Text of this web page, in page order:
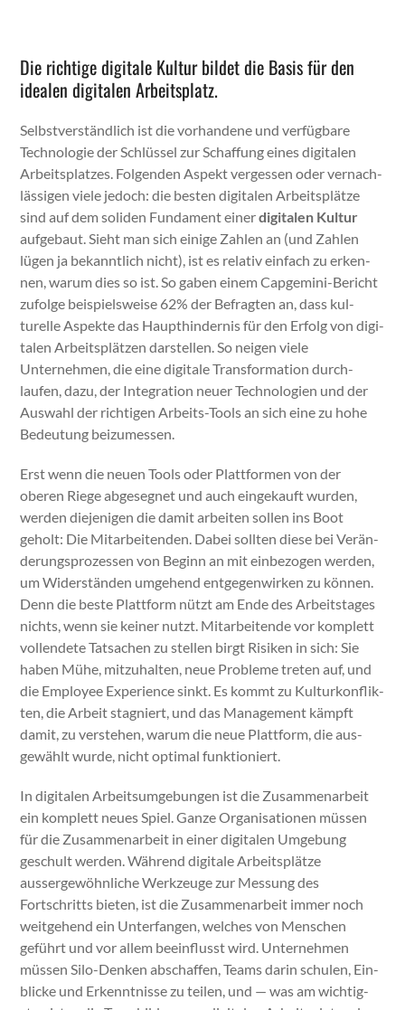
Die richtige digitale Kultur bildet die Basis für den
idealen digitalen Arbeitsplatz.
Selb­stver­ständlich ist die vorhan­dene und ver­füg­bare
Tech­nolo­gie der Schlüs­sel zur Schaf­fung eines dig­i­tal­en
Arbeit­splatzes. Fol­gen­den Aspekt vergessen oder ver­nach­
läs­si­gen viele jedoch: die besten dig­i­tal­en Arbeit­splätze
sind auf dem soli­den Fun­da­ment ein­erdig­i­tal­en Kul­tur
aufge­baut. Sieht man sich einige Zahlen an (und Zahlen
lügen ja bekan­ntlich nicht), ist es rel­a­tiv ein­fach zu erken­
nen, warum dies so ist. So gaben einem Capgem­i­ni-Bericht
zufolge beispiel­sweise 62% der Befragten an, dass kul­
turelle Aspek­te das Haupthin­der­nis für den Erfolg von dig­i­
tal­en Arbeit­splätzen darstellen. So neigen viele
Unternehmen, die eine dig­i­tale Trans­for­ma­tion durch­
laufen, dazu, der Inte­gra­tion neuer Tech­nolo­gien und der
Auswahl der richti­gen Arbeits-Tools an sich eine zu hohe
Bedeu­tung beizumessen.
Erst wenn die neuen Tools oder Plat­tfor­men von der
oberen Riege abge­seg­net und auch eingekauft wur­den,
wer­den diejeni­gen die damit arbeit­en sollen ins Boot
geholt: Die Mitar­bei­t­en­den. Dabei soll­ten diese bei Verän­
derung­sprozessen von Beginn an mit ein­be­zo­gen wer­den,
um Wider­stän­den umge­hend ent­ge­gen­wirken zu kön­nen.
Denn die beste Plat­tform nützt am Ende des Arbeit­stages
nichts, wenn sie kein­er nutzt. Mitar­bei­t­ende vor kom­plett
vol­len­dete Tat­sachen zu stellen birgt Risiken in sich: Sie
haben Mühe, mitzuhal­ten, neue Prob­leme treten auf, und
die Employ­ee Expe­ri­ence sinkt. Es kommt zu Kul­turkon­flik­
ten, die Arbeit stag­niert, und das Man­age­ment kämpft
damit, zu ver­ste­hen, warum die neue Plat­tform, die aus­
gewählt wurde, nicht opti­mal funk­tion­iert.
In dig­i­tal­en Arbeit­sumge­bun­gen ist die Zusam­me­nar­beit
ein kom­plett neues Spiel. Ganze Organ­i­sa­tio­nen müssen
für die Zusam­me­nar­beit in ein­er dig­i­tal­en Umge­bung
geschult wer­den. Während dig­i­tale Arbeit­splätze
aussergewöhn­liche Werkzeuge zur Mes­sung des
Fortschritts bieten, ist die Zusam­me­nar­beit immer noch
weit­ge­hend ein Unter­fan­gen, welch­es von Men­schen
geführt und vor allem bee­in­flusst wird. Unternehmen
müssen Silo-Denken abschaf­fen, Teams darin schulen, Ein­
blicke und Erken­nt­nisse zu teilen, und — was am wichtig­